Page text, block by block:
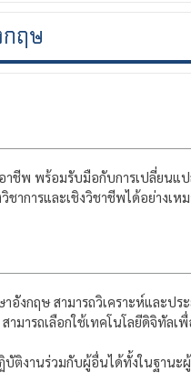
ฤษ
พร้อมรับมือกับการเปลี่ยนแปล
าการและเชิงวิชาชีพได้อย่างเ
ฤษ สามารถวิเคราะห์และประ
เลือกใช้เทคโนโลยีดิจิทัลเพื่อ
นร่วมกับผู้อื่นได้ทั้งในฐานะผู้